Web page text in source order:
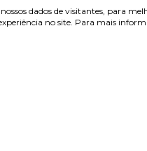
dados de visitantes, para
no site. Para mais